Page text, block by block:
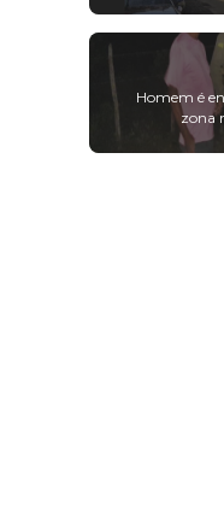
Homem é
zona